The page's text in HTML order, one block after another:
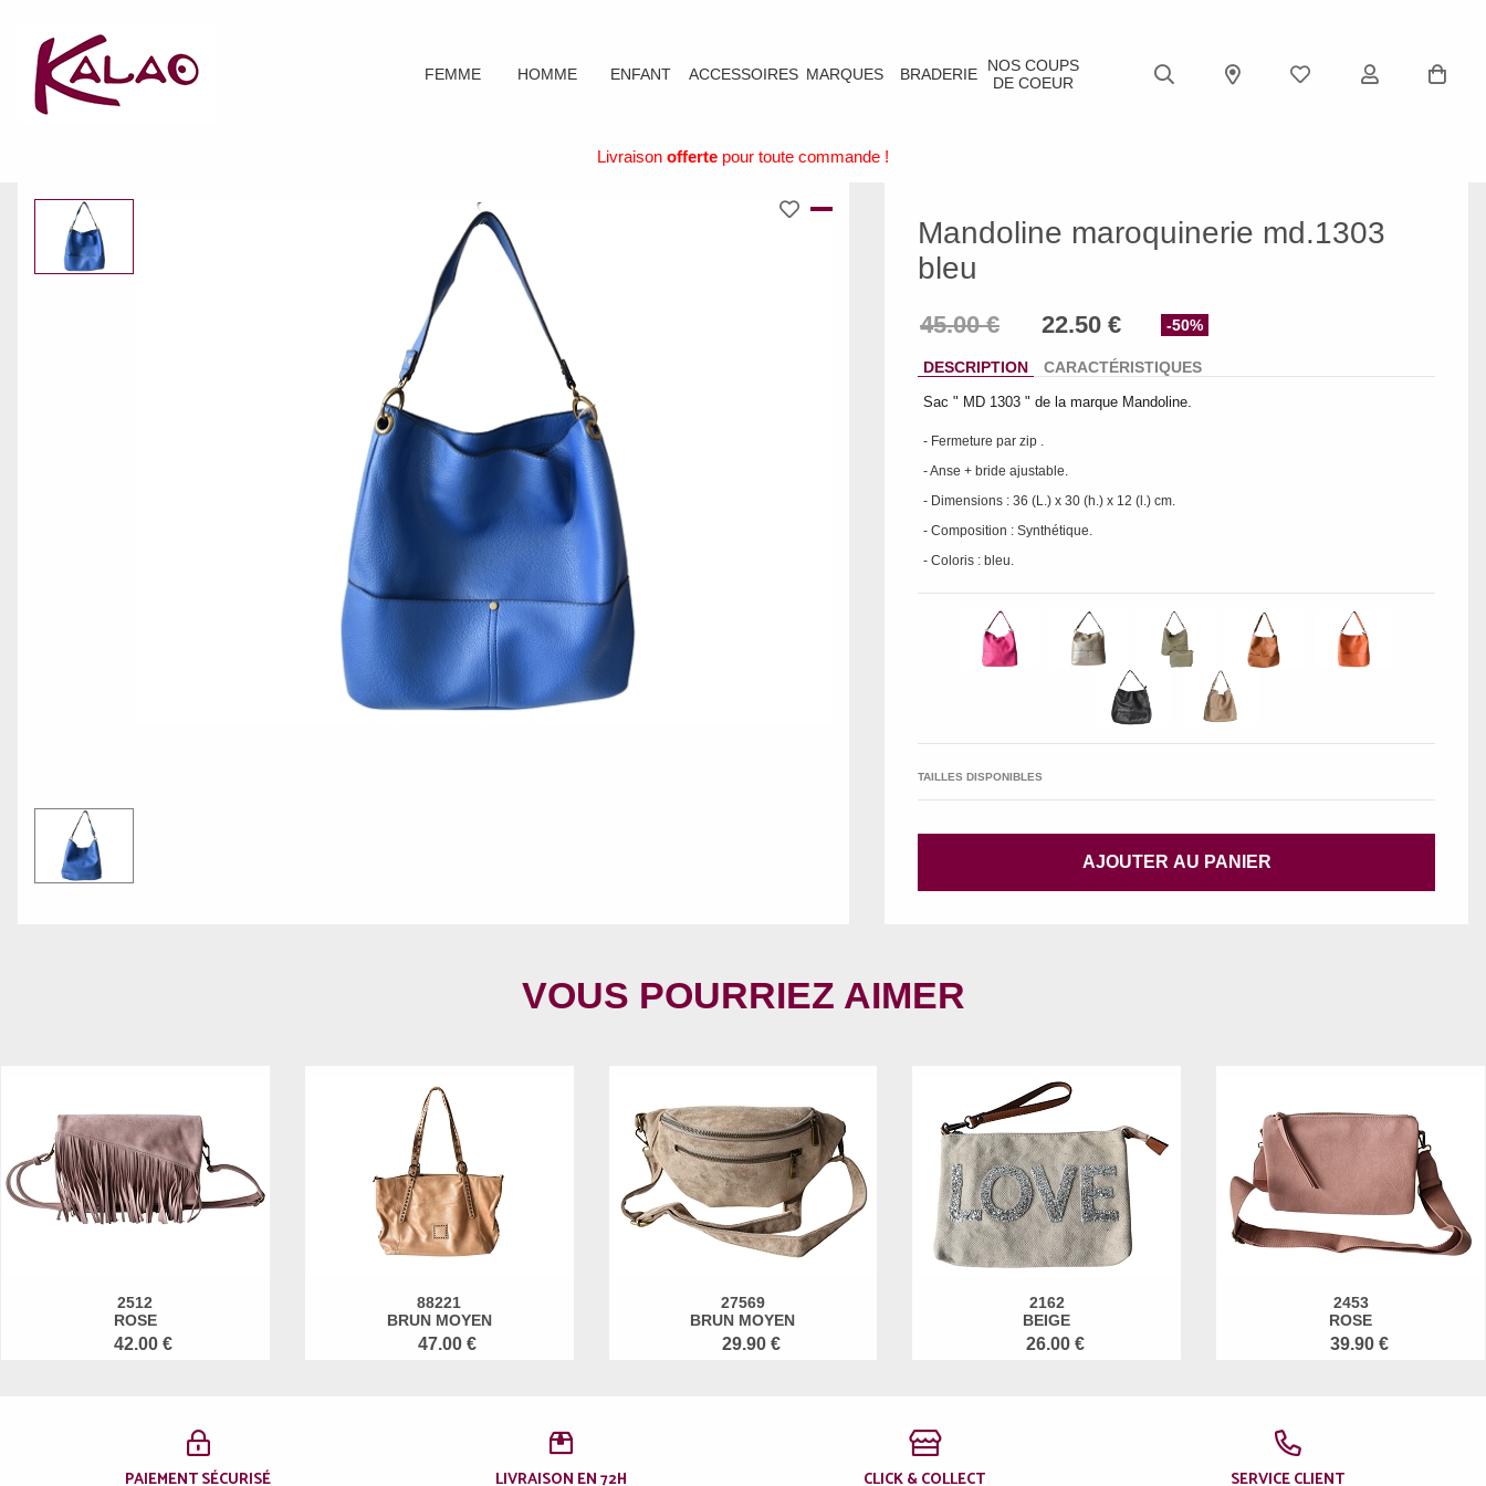
FEMME HOMME ENFANT ACCESSOIRES MARQUES BRADERIE
NOS COUPS
DE COEUR
Livraison offerte pour toute commande !
Mandoline maroquinerie md.1303
bleu
-50%
DESCRIPTION CARACTÉRISTIQUES
Sac " MD 1303 " de la marque Mandoline.
- Fermeture par zip .
- Anse + bride ajustable.
- Dimensions : 36 (L.) x 30 (h.) x 12 (l.) cm.
- Composition : Synthétique.
- Coloris : bleu.
TAILLES DISPONIBLES
AJOUTER AU PANIER
VOUS POURRIEZ AIMER
2512
ROSE
42.00 €
88221
BRUN MOYEN
47.00 €
27569
BRUN MOYEN
29.90 €
2162
BEIGE
26.00 €
2453
ROSE
39.90 €
PAIEMENT SÉCURISÉ LIVRAISON EN 72H CLICK & COLLECT SERVICE CLIENT